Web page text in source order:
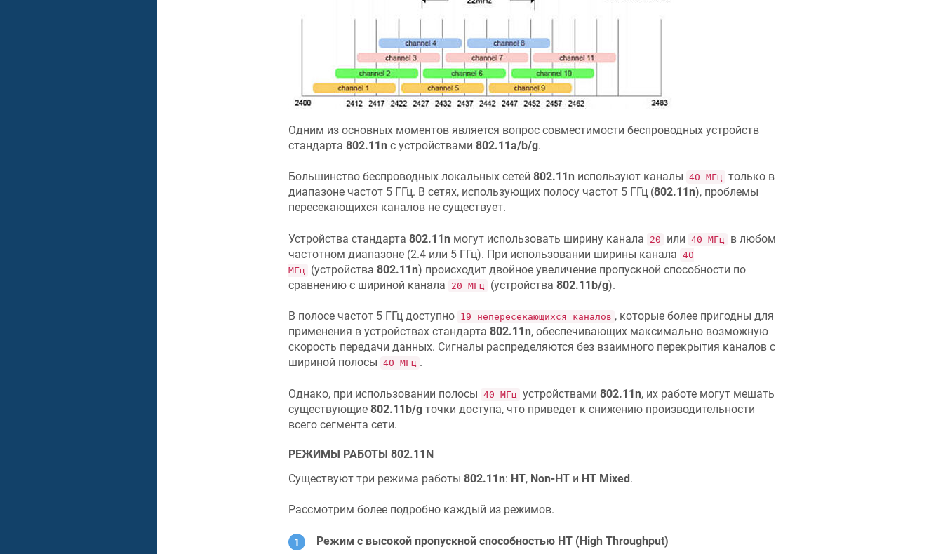
Одним из основных моментов является вопрос совместимости беспроводных устройств
стандарта 802.11n c устройствами 802.11a/b/g.
Большинство беспроводных локальных сетей 802.11n используют каналы 40 МГц только в
диапазоне частот 5 ГГц. В сетях, использующих полосу частот 5 ГГц (802.11n), проблемы
пересекающихся каналов не существует.
Устройства стандарта 802.11n могут использовать ширину канала 20 или 40 МГц
в любом
частотном диапазоне (2.4 или 5 ГГц). При использовании ширины канала 40
МГц
(устройства 802.11n) происходит двойное увеличение пропускной способности по
сравнению с шириной канала
20 МГц (устройства 802.11b/g).
В полосе частот 5 ГГц доступно 19 непересекающихся каналов , которые более пригодны для
применения в устройствах стандарта 802.11n, обеспечивающих максимально возможную
скорость передачи данных. Сигналы распределяются без взаимного перекрытия каналов с
шириной полосы 40 МГц .
Однако, при использовании полосы 40 МГц устройствами 802.11n, их работе могут мешать
существующие 802.11b/gточки доступа, что приведет к снижению производительности
всего сегмента сети.
РЕЖИМЫ РАБОТЫ 802.11N
Существуют три режима работы 802.11n: HT, Non-HTи HT Mixed.
Рассмотрим более подробно каждый из режимов.
Режим с высокой пропускной способностью HT (High Throughput)